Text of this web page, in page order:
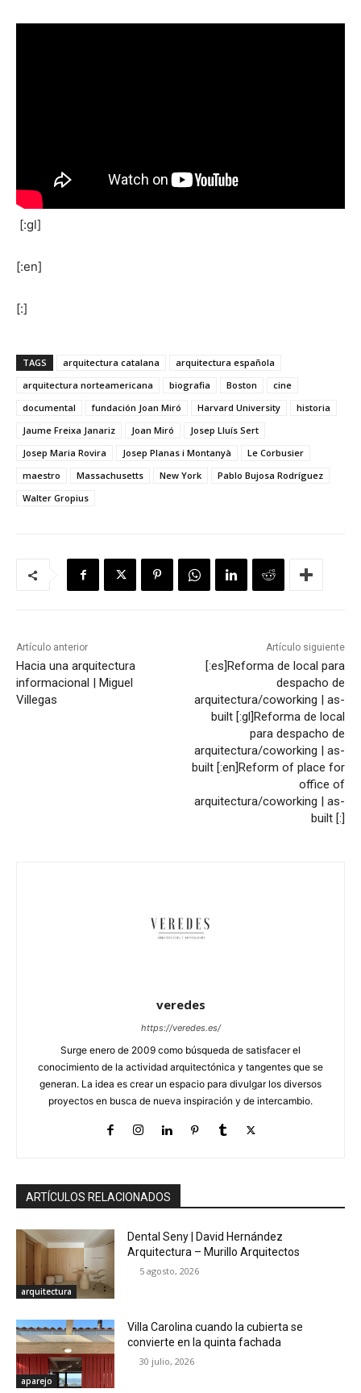
[:gl]
[:en]
[:]
TAGS arquitectura catalana
arquitectura española
arquitectura norteamericana
biografia Boston
cine
documental
fundación Joan Miró Harvard University
historia
Jaume Freixa Janariz
Joan Miró
Josep Lluís Sert
Josep Maria Rovira
Josep Planas i Montanyà
Le Corbusier
maestro
Massachusetts New York
Pablo Bujosa Rodríguez
Walter Gropius
Artículo anterior
Hacia una arquitectura
informacional | Miguel
Villegas
Artículo siguiente
[:es]Reforma de local para
despacho de
arquitectura/coworking | as-
built [:gl]Reforma de local
para despacho de
arquitectura/coworking | as-
built [:en]Reform of place for
office of
arquitectura/coworking | as-
built [:]
veredes
https://veredes.es/
Surge enero de 2009 como búsqueda de satisfacer el
conocimiento de la actividad arquitectónica y tangentes que se
generan. La idea es crear un espacio para divulgar los diversos
proyectos en busca de nueva inspiración y de intercambio.
ARTÍCULOS RELACIONADOS
arquitectura
Dental Seny | David Hernández
Arquitectura – Murillo Arquitectos
5 agosto, 2026
aparejo
Villa Carolina cuando la cubierta se
convierte en la quinta fachada
30 julio, 2026